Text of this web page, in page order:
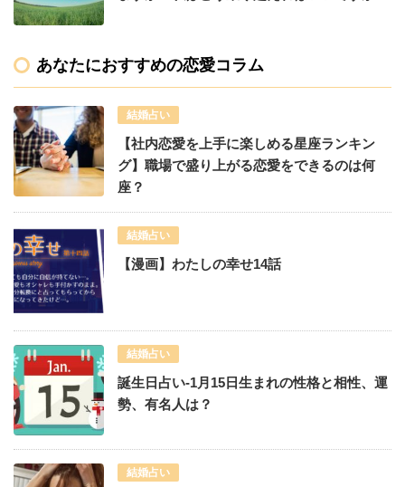
あなたにおすすめの恋愛コラム
結婚占い
【社内恋愛を上手に楽しめる星座ランキン
グ】職場で盛り上がる恋愛をできるのは何
座？
結婚占い
【漫画】わたしの幸せ14話
結婚占い
誕生日占い-1月15日生まれの性格と相性、運
勢、有名人は？
結婚占い